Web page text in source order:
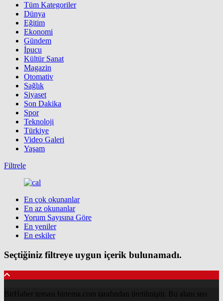
Tüm Kategoriler
Dünya
Eğitim
Ekonomi
Gündem
İpucu
Kültür Sanat
Magazin
Otomativ
Sağlık
Siyaset
Son Dakika
Spor
Teknoloji
Türkiye
Video Galeri
Yaşam
Filtrele
En çok okunanlar
En az okunanlar
Yorum Sayısına Göre
En yeniler
En eskiler
Seçtiğiniz filtreye uygun içerik bulunamadı.
BirHaber teması birtema.com tarafından üretilmiştir. Bu alanı seo